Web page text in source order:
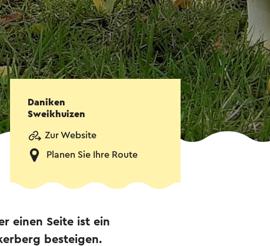
Daniken
Sweikhuizen
Zur Website
Planen Sie Ihre Route
einen Seite ist ein
besteigen.